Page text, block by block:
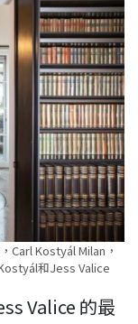
Kostyál Milan，
和Jess Valice
Valice 的最